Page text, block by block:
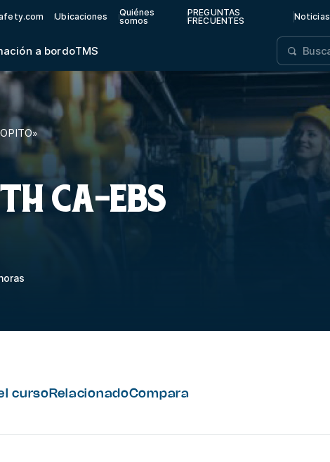
Ubicaciones
Quiénes
somos
PREGUNTAS
FRECUENTES
Noticias
a bordoTMS
»
CA-EBS
curso RelacionadoCompara